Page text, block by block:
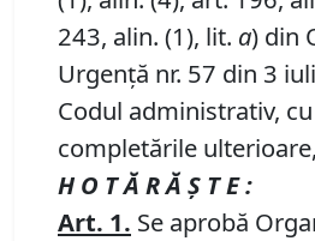
243, alin. (1), lit. a) din
Urgență nr. 57 din 3
Codul administrativ,
completările ulterioare,
H O T Ă R Ă Ş T E :
Art. 1. Se aprobă